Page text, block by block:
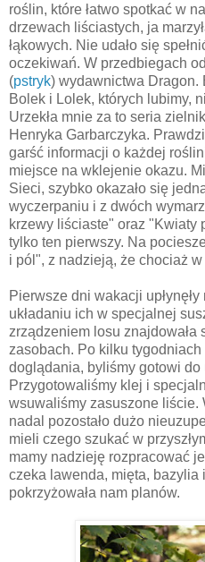
roślin, które łatwo spotkać w
drzewach liściastych, ja
łąkowych. Nie udało się
oczekiwań. W przedbiegach
(pstryk) wydawnictwa Dragon.
Bolek i Lolek, których lubimy,
Urzekła mnie za to seria
Henryka Garbarczyka.
garść informacji o każdej
miejsce na wklejenie okazu.
Sieci, szybko okazało się
wyczerpaniu i z dwóch
krzewy liściaste" oraz "Kwiaty
tylko ten pierwszy. Na
i pól", z nadzieją, że chociaż
Pierwsze dni wakacji
układaniu ich w specjalnej
zrządzeniem losu znajdowała
zasobach. Po kilku
doglądania, byliśmy gotowi do
Przygotowaliśmy klej i
wsuwaliśmy zasuszone
nadal pozostało dużo
mieli czego szukać w
mamy nadzieję rozpracować
czeka lawenda, mięta, bazylia
pokrzyżowała nam planów.